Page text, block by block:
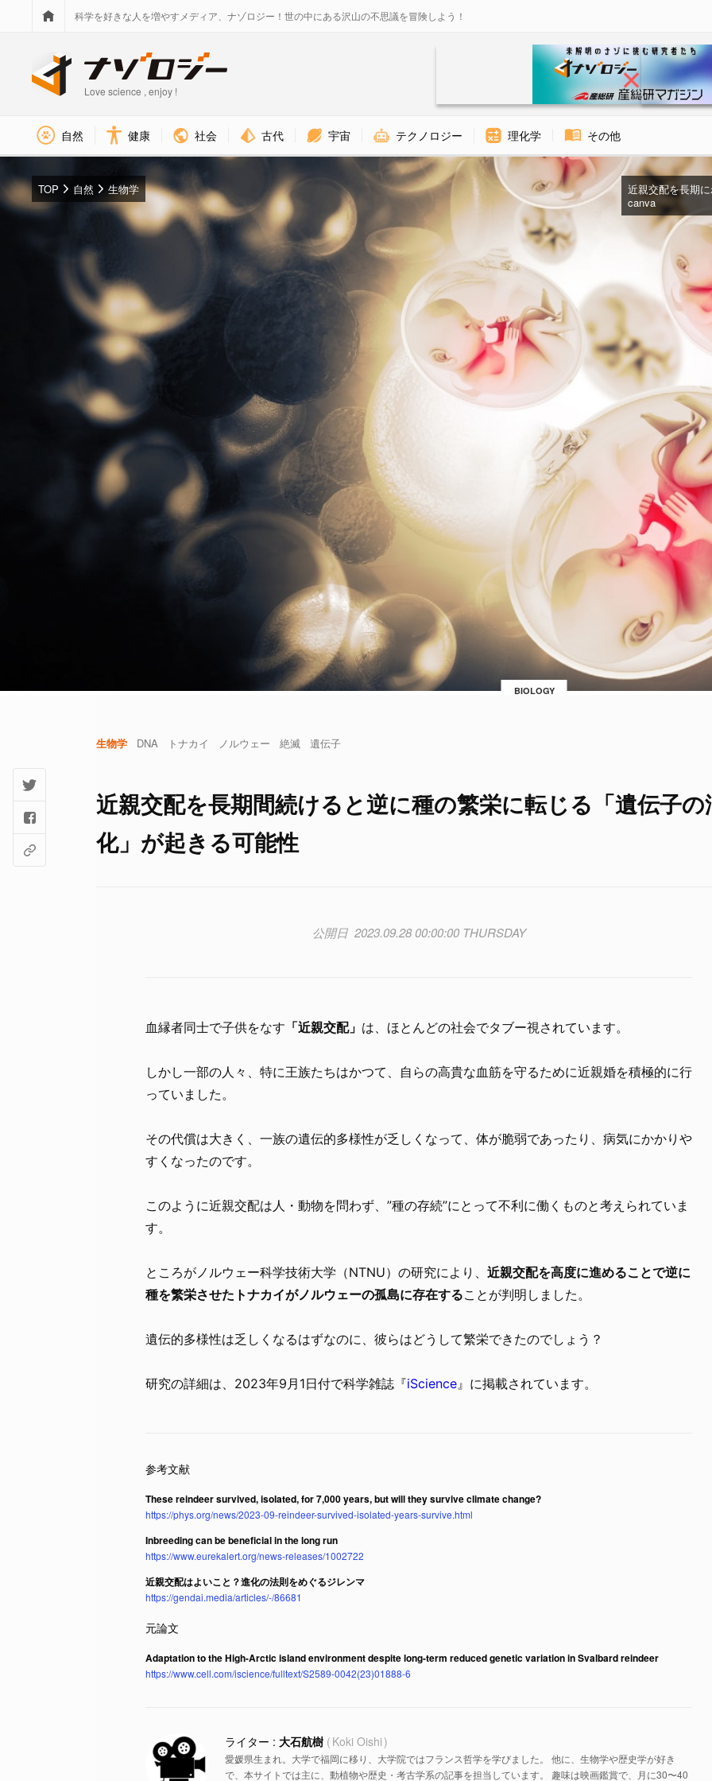
科学を好きな人を増やすメディア、ナゾロジー！世の中にある沢山の不思議を冒険しよう！
Love science , enjoy !
自然 健康 社会 古代 宇宙 テクノロジー 理化学 その他
近親交配を長期
canva
BIOLOGY
TOP 自然 生物学
生物学 DNA トナカイ ノルウェー 絶滅 遺伝子
近親交配を長期間続けると逆に種の繁栄に転じる「遺伝子の
化」が起きる可能性
2023.09.28 00:00:00 THURSDAY
血縁者同士で子供をなす 「近親交配」 は、ほとんどの社会でタブー視されています。
しかし一部の人々、特に王族たちはかつて、自らの高貴な血筋を守るために近親婚を積極的に行
っていました。
その代償は大きく、一族の遺伝的多様性が乏しくなって、体が脆弱であったり、病気にかかりや
すくなったのです。
このように近親交配は人・動物を問わず、”種の存続”にとって不利に働くものと考えられていま
す。
ところがノルウェー科学技術大学（NTNU）の研究により、 近親交配を高度に進めることで逆に
種を繁栄させたトナカイがノルウェーの孤島に存在することが判明しました。
遺伝的多様性は乏しくなるはずなのに、彼らはどうして繁栄できたのでしょう？
研究の詳細は、2023年9月1日付で科学雑誌『iScience』に掲載されています。
These reindeer survived, isolated, for 7,000 years, but will they survive climate change?
https://phys.org/news/2023-09-reindeer-survived-isolated-years-survive.html
Inbreeding can be beneficial in the long run
https://www.eurekalert.org/news-releases/1002722
近親交配はよいこと？進化の法則をめぐるジレンマ
https://gendai.media/articles/-/86681
Adaptation to the High-Arctic island environment despite long-term reduced genetic variation in Svalbard reindeer
https://www.cell.com/iscience/fulltext/S2589-0042(23)01888-6
大石航樹 Koki Oishi
愛媛県生まれ。大学で福岡に移り、大学院ではフランス哲学を学びました。 他に、生物学や歴史学が好き
で、本サイトでは主に、動植物や歴史・考古学系の記事を担当しています。 趣味は映画鑑賞で、月に30〜40